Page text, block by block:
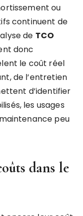
ou
continuent de
de TCO
donc
le coût réel
de l’entretien
d’identifier
les usages
peu
dans le